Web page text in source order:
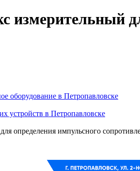
оборудование в Петропавловске
устройств в Петропавловске
определения импульсного